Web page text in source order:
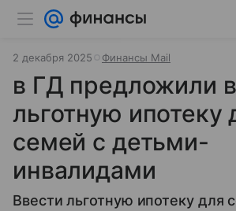
2 декабря 2025 Финансы Mail
в ГД предложили
льготную ипотеку
семей с детьми-
инвалидами
Ввести льготную ипотеку для